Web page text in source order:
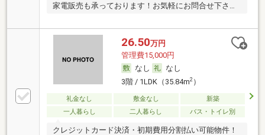
家電販売も承っております！お気軽にお問合せ下さ
26.50万円
管理費15,000円
なし
なし
3階 / 1LDK（35.84m2）
礼金なし 敷金なし
新築
一人暮らし
二人暮らし バス・トイレ別
クレジットカード決済・初期費用分割払い可能物件！